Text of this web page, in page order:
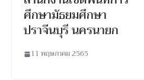
ศึกษามัธยมศึกษา
ปราจีนบุรี นครนายก
11 พฤษภาคม 2565